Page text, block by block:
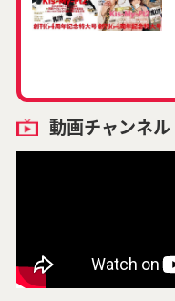
動画チャンネル